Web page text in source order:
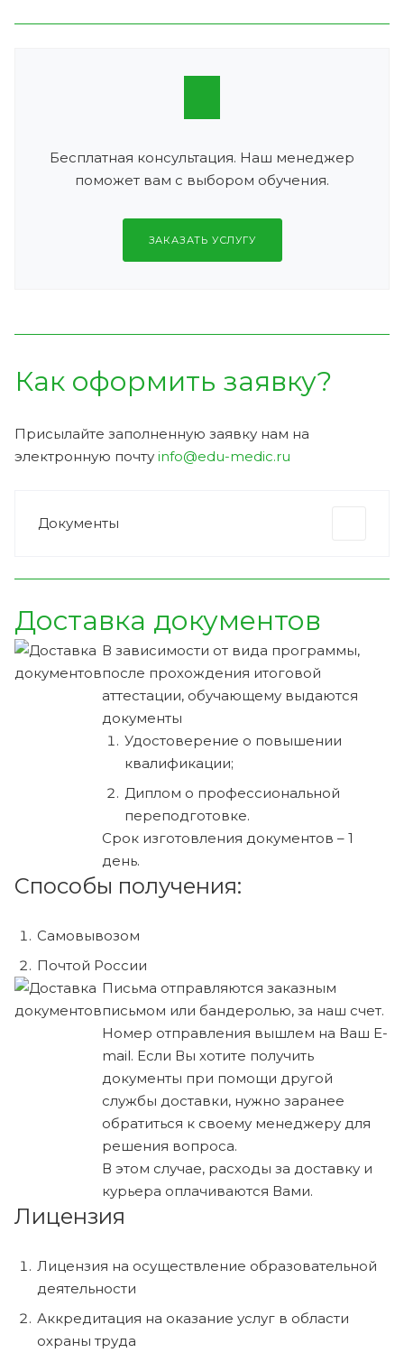
Бесплатная консультация. Наш менеджер
поможет вам с выбором обучения.
ЗАКАЗАТЬ УСЛУГУ
Как оформить заявку?
Присылайте заполненную заявку нам на
электронную почту info@edu-medic.ru
Документы
Доставка документов
В зависимости от вида программы,
после прохождения итоговой
аттестации, обучающему выдаются
документы
Удостоверение о повышении
квалификации;
Диплом о профессиональной
переподготовке.
Срок изготовления документов – 1
день.
Способы получения:
Самовывозом
Почтой России
Письма отправляются заказным
письмом или бандеролью, за наш счет.
Номер отправления вышлем на Ваш E-
mail. Если Вы хотите получить
документы при помощи другой
службы доставки, нужно заранее
обратиться к своему менеджеру для
решения вопроса.
В этом случае, расходы за доставку и
курьера оплачиваются Вами.
Лицензия
Лицензия на осуществление образовательной
деятельности
Аккредитация на оказание услуг в области
охраны труда